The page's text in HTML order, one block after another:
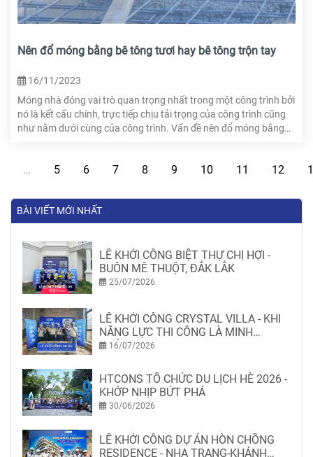
Nên đổ móng bằng bê tông tươi hay bê tông trộn tay
16/11/2023
Móng nhà đóng vai trò quan trọng nhất trong một công trình bởi
nó là kết cấu chính, trực tiếp chịu tải trọng của công trình cũng
như nằm dưới cùng của công trình. Vấn đề nên đổ móng bằng
thông qua bài viết này.
… 5 6 7 8 9 10 11 12
BÀI VIẾT MỚI NHẤT
LỄ KHỞI CÔNG BIỆT THỰ CHỊ HỢI -
BUÔN MÊ THUỘT, ĐẮK LẮK
25/07/2026
LỄ KHỞI CÔNG CRYSTAL VILLA - KHI
NĂNG LỰC THI CÔNG LÀ MINH
CHỨNG
16/07/2026
HTCONS TỔ CHỨC DU LỊCH HÈ 2026 -
KHỚP NHỊP BỨT PHÁ
30/06/2026
LỄ KHỞI CÔNG DỰ ÁN HÒN CHỒNG
RESIDENCE - NHA TRANG-KHÁNH